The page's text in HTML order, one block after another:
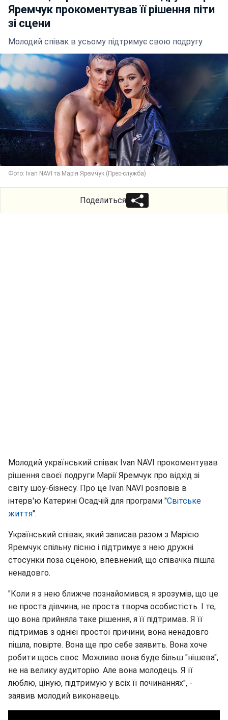
Яремчук прокоментував її рішення піти
зі сцени
Молодий співак в усьому підтримує свою подругу
Фото: Ivan NAVI та Марія Яремчук (Прес-служба)
Поделиться
Молодий український співак Ivan NAVI прокоментував
рішення своєї подруги Марії Яремчук про відхід зі
світу шоу-бізнесу. Про це Ivan NAVI розповів в
інтерв'ю Катерині Осадчій для програми "Світське
життя".
Український співак, який записав разом з Марією
Яремчук спільну пісню і підтримує з нею дружні
стосунки поза сценою, впевнений, що співачка пішла
ненадовго.
"Коли я з нею ближче познайомився, я зрозумів, що це
не проста дівчина, не проста творча особистість. І те,
що вона прийняла таке рішення, я її підтримав. Я її
підтримав з однієї простої причини, вона ненадовго
пішла, повірте. Вона ще про себе заявить. Вона хоче
робити щось своє. Можливо вона буде більш "нішева",
не на велику аудиторію. Але вона молодець. Я її
люблю, ціную, підтримую у всіх її починаннях", -
заявив молодий виконавець.